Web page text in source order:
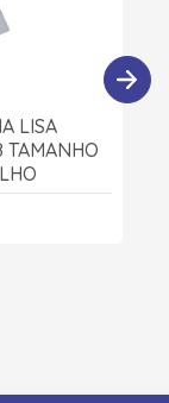
LISA
TAMANHO